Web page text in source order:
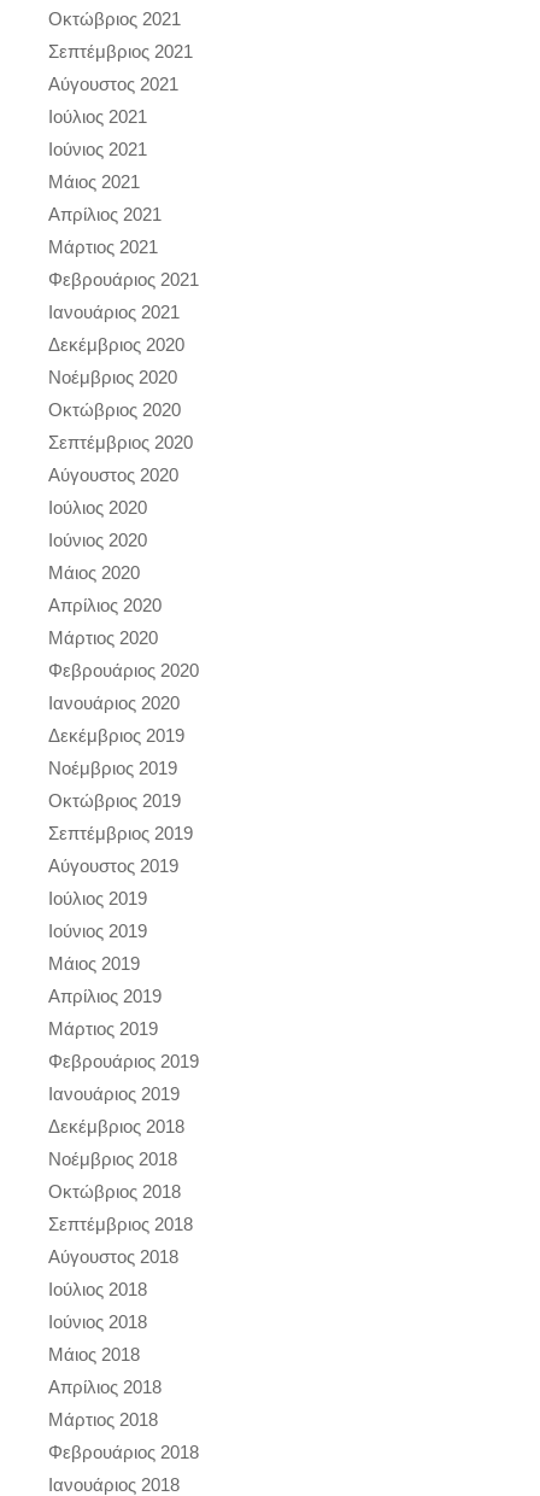
Οκτώβριος 2021
Σεπτέμβριος 2021
Αύγουστος 2021
Ιούλιος 2021
Ιούνιος 2021
Μάιος 2021
Απρίλιος 2021
Μάρτιος 2021
Φεβρουάριος 2021
Ιανουάριος 2021
Δεκέμβριος 2020
Νοέμβριος 2020
Οκτώβριος 2020
Σεπτέμβριος 2020
Αύγουστος 2020
Ιούλιος 2020
Ιούνιος 2020
Μάιος 2020
Απρίλιος 2020
Μάρτιος 2020
Φεβρουάριος 2020
Ιανουάριος 2020
Δεκέμβριος 2019
Νοέμβριος 2019
Οκτώβριος 2019
Σεπτέμβριος 2019
Αύγουστος 2019
Ιούλιος 2019
Ιούνιος 2019
Μάιος 2019
Απρίλιος 2019
Μάρτιος 2019
Φεβρουάριος 2019
Ιανουάριος 2019
Δεκέμβριος 2018
Νοέμβριος 2018
Οκτώβριος 2018
Σεπτέμβριος 2018
Αύγουστος 2018
Ιούλιος 2018
Ιούνιος 2018
Μάιος 2018
Απρίλιος 2018
Μάρτιος 2018
Φεβρουάριος 2018
Ιανουάριος 2018